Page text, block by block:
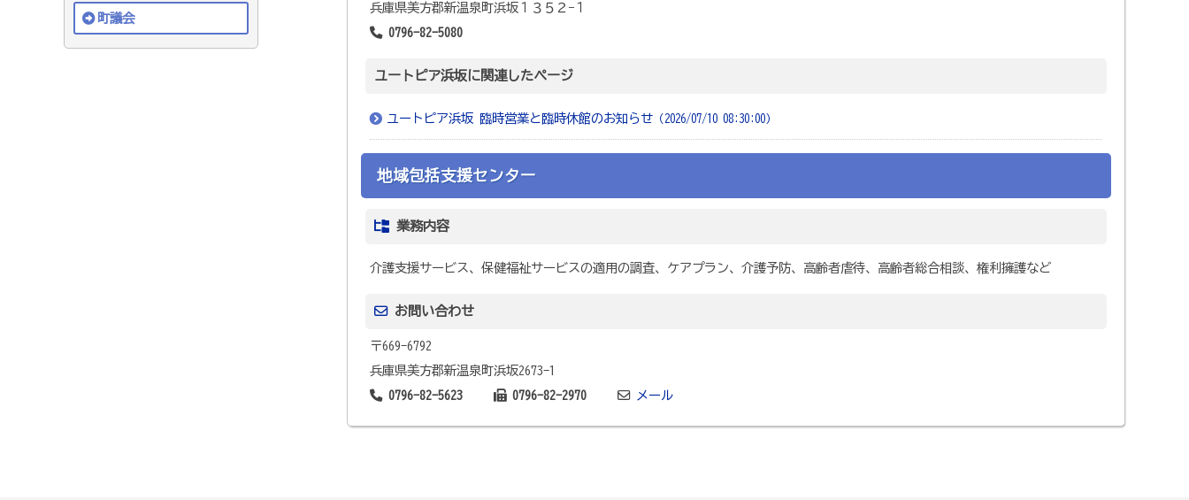
町議会
兵庫県美方郡新温泉町浜坂１３５２−１
0796-82-5080
ユートピア浜坂に関連したページ
ユートピア浜坂 臨時営業と臨時休館のお知らせ （2026/07/10 08:30:00）
地域包括支援センター
業務内容
介護支援サービス、保健福祉サービスの適用の調査、ケアプラン、介護予防、高齢者虐待、高齢者総合相談、権利擁護など
お問い合わせ
〒669-6792
兵庫県美方郡新温泉町浜坂2673-1
0796-82-5623
0796-82-2970 メール